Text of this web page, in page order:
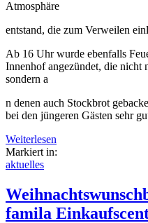
Atmosphäre
entstand, die zum Verweilen
Ab 16 Uhr wurde ebenfalls
Innenhof angezündet, die nicht
sondern a
n denen auch Stockbrot
bei den jüngeren Gästen sehr
Weiterlesen
Markiert in:
aktuelles
famila